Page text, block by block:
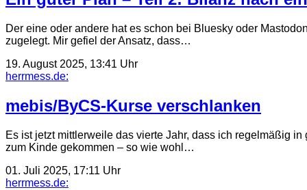
Der eine oder andere hat es schon bei Bluesky oder
zugelegt. Mir gefiel der Ansatz, dass…
19. August 2025, 13:41 Uhr
herrmess.de:
mebis/ByCS-Kurse verschlanken
Es ist jetzt mittlerweile das vierte Jahr, dass ich regelmäßig
zum Kinde gekommen – so wie wohl…
01. Juli 2025, 17:11 Uhr
herrmess.de: